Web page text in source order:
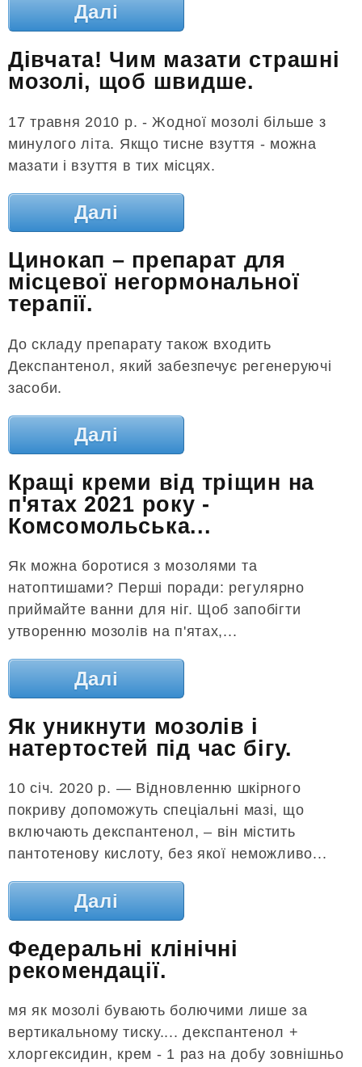
Далі
Дівчата! Чим мазати страшні
мозолі, щоб швидше.
17 травня 2010 р. - Жодної мозолі більше з
минулого літа. Якщо тисне взуття - можна
мазати і взуття в тих місцях.
Далі
Цинокап – препарат для
місцевої негормональної
терапії.
До складу препарату також входить
Декспантенол, який забезпечує регенеруючі
засоби.
Далі
Кращі креми від тріщин на
п'ятах 2021 року -
Комсомольська...
Як можна боротися з мозолями та
натоптишами? Перші поради: регулярно
приймайте ванни для ніг. Щоб запобігти
утворенню мозолів на п'ятах,...
Далі
Як уникнути мозолів і
натертостей під час бігу.
10 січ. 2020 р. — Відновленню шкірного
покриву допоможуть спеціальні мазі, що
включають декспантенол, – він містить
пантотенову кислоту, без якої неможливо...
Далі
Федеральні клінічні
рекомендації.
мя як мозолі бувають болючими лише за
вертикальному тиску.... декспантенол +
хлоргексидин, крем - 1 раз на добу зовнішньо